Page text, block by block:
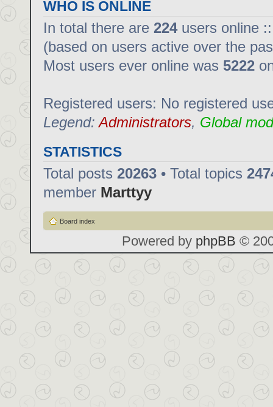
WHO IS ONLINE
In total there are 224users online
(based on users active over the
Most users ever online was 5222
Registered users: No registered
Legend:Administrators, Global
STATISTICS
Total posts 20263 • Total topics
member Marttyy
Board index
Powered by phpBB ©